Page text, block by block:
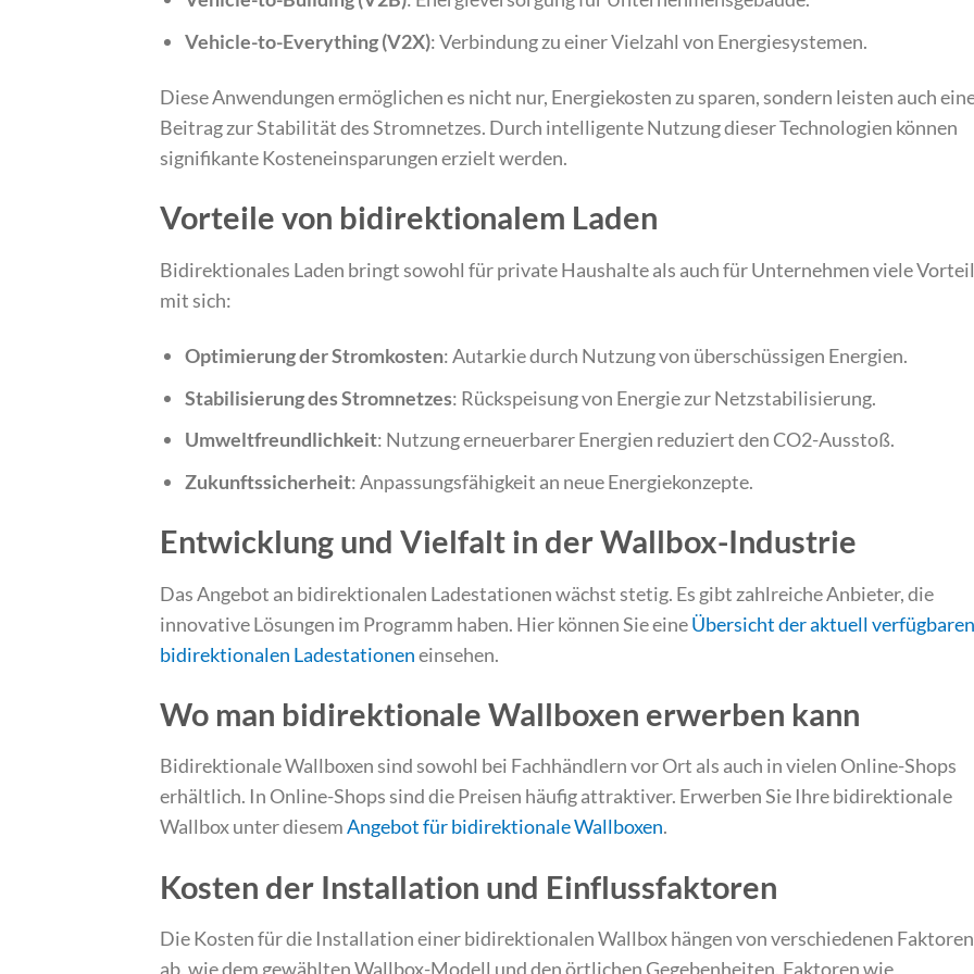
Vehicle-to-Everything (V2X): Verbindung zu einer Vielzahl von Energiesystemen.
Diese Anwendungen ermöglichen es nicht nur, Energiekosten zu sparen, sondern leisten auch
Beitrag zur Stabilität des Stromnetzes. Durch intelligente Nutzung dieser Technologien können
signifikante Kosteneinsparungen erzielt werden.
Vorteile von bidirektionalem Laden
Bidirektionales Laden bringt sowohl für private Haushalte als auch für Unternehmen viele
mit sich:
Optimierung der Stromkosten: Autarkie durch Nutzung von überschüssigen Energien.
Stabilisierung des Stromnetzes: Rückspeisung von Energie zur Netzstabilisierung.
Umweltfreundlichkeit: Nutzung erneuerbarer Energien reduziert den CO2-Ausstoß.
Zukunftssicherheit: Anpassungsfähigkeit an neue Energiekonzepte.
Entwicklung und Vielfalt in der Wallbox-Industrie
Das Angebot an bidirektionalen Ladestationen wächst stetig. Es gibt zahlreiche Anbieter, die
innovative Lösungen im Programm haben. Hier können Sie eineÜbersicht der aktuell verfügbaren
bidirektionalen Ladestationeneinsehen.
Wo man bidirektionale Wallboxen erwerben kann
Bidirektionale Wallboxen sind sowohl bei Fachhändlern vor Ort als auch in vielen Online-Shops
erhältlich. In Online-Shops sind die Preisen häufig attraktiver. Erwerben Sie Ihre bidirektionale
Wallbox unter diesemAngebot für bidirektionale Wallboxen.
Kosten der Installation und Einflussfaktoren
Die Kosten für die Installation einer bidirektionalen Wallbox hängen von verschiedenen Faktoren
ab, wie dem gewählten Wallbox-Modell und den örtlichen Gegebenheiten. Faktoren wie